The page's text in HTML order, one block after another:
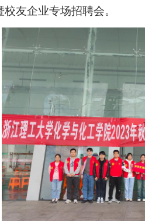
友企业专场招聘会。